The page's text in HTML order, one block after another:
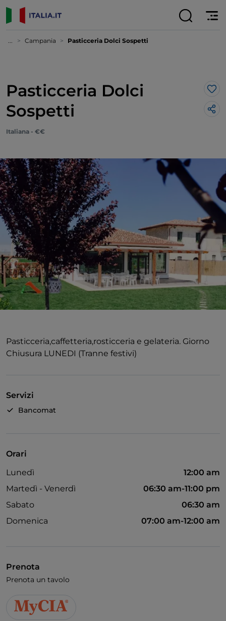
... Campania Pasticceria Dolci Sospetti
Pasticceria Dolci
Sospetti
Italiana - €€
Pasticceria,caffetteria,rosticceria e gelateria. Giorno
Chiusura LUNEDI (Tranne festivi)
Servizi
Bancomat
Orari
Lunedì
12:00 am
Martedì - Venerdì
06:30 am-11:00 pm
Sabato
06:30 am
Domenica
07:00 am-12:00 am
Prenota
Prenota un tavolo